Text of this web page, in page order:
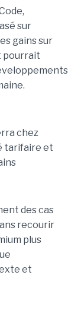
sur
gains sur
pourrait
chez
tarifaire et
des cas
recourir
plus
et